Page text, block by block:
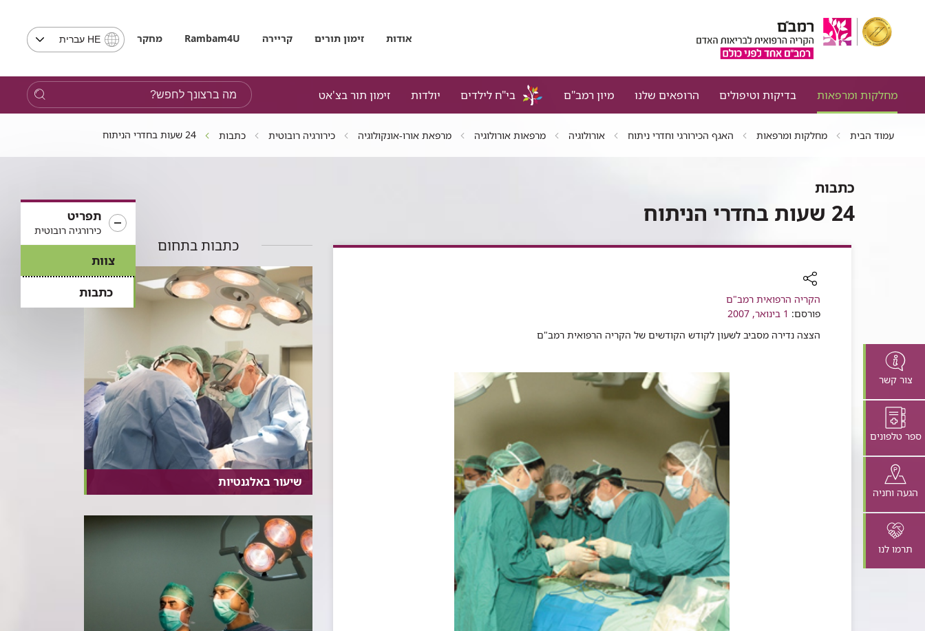
אודות זימון תורים קריירה Rambam4U מחקר
בחירת
שים
לב,
בבחירת
תועבר
לאתר
HE עברית
מחלקות ומרפאות בדיקות וטיפולים הרופאים שלנו מיון רמב"ם בי"ח לילדים יולדות זימון תור בצ'אט
מה
ברצונך
לחפש?
צור קשר
ספר טלפונים
הגעה וחניה
תרמו לנו
עמוד הבית מחלקות ומרפאות האגף הכירורגי וחדרי ניתוח אורולוגיה מרפאות אורולוגיה מרפאת אורו-אונקולוגיה כירורגיה רובוטית כתבות 24 שעות בחדרי הניתוח
תפריט
כירורגיה רובוטית
צוות
כתבות
כתבות
24 שעות בחדרי הניתוח
רכיב
שיתוף
הקריה הרפואית רמב"ם
פורסם: 1 בינואר, 2007
הצצה נדירה מסביב לשעון לקודש הקודשים של הקריה הרפואית רמב"ם
כתבות בתחום
שיעור באלגנטיות